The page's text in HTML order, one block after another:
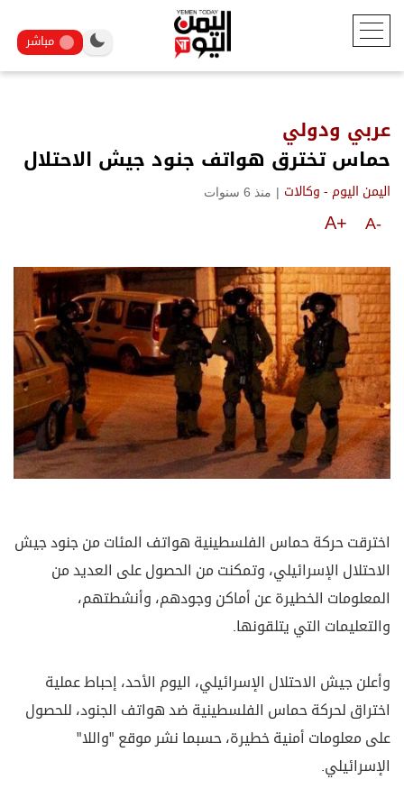
مباشر
عربي ودولي
حماس تخترق هواتف جنود جيش الاحتلال
اليمن اليوم - وكالات | منذ 6 سنوات
A-
A+
اخترقت حركة حماس الفلسطينية هواتف المئات من جنود جيش
الاحتلال الإسرائيلي، وتمكنت من الحصول على العديد من
المعلومات الخطيرة عن أماكن وجودهم، وأنشطتهم،
والتعليمات التي يتلقونها.
وأعلن جيش الاحتلال الإسرائيلي، اليوم الأحد، إحباط عملية
اختراق لحركة حماس الفلسطينية ضد هواتف الجنود، للحصول
على معلومات أمنية خطيرة، حسبما نشر موقع "واللا"
الإسرائيلي.